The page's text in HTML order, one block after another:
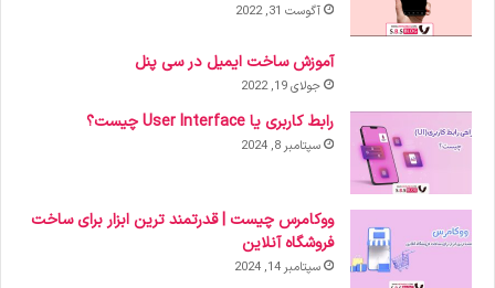
آگوست 31, 2022
آموزش ساخت ایمیل در سی پنل
جولای 19, 2022
رابط کاربری یا User Interface چیست؟
سپتامبر 8, 2024
ووکامرس چیست | قدرتمند ترین ابزار برای ساخت
فروشگاه آنلاین
سپتامبر 14, 2024